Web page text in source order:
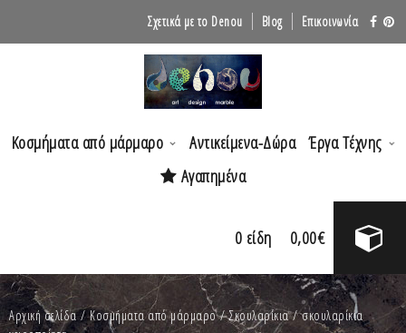
Σχετικά με το Denou Blog Επικοινωνία
Κοσμήματα από μάρμαρο Αντικείμενα-Δώρα Έργα Τέχνης
Αγαπημένα
0 είδη 0,00€
Αρχική σελίδα/Κοσμήματα από μάρμαρο/Σκουλαρίκια/ σκουλαρίκια